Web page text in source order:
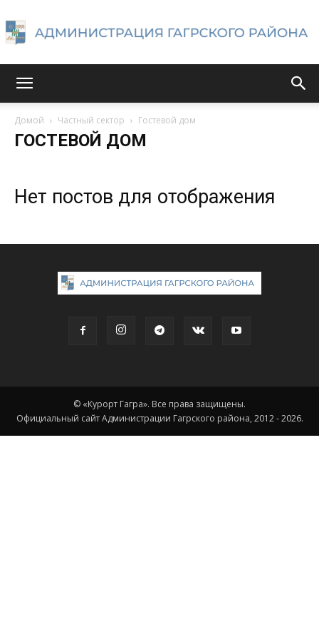
Домой Частный сектор Гостевой дом
ГОСТЕВОЙ ДОМ
Нет постов для отображения
© «Курорт Гагра». Все права защищены.
Официальный сайт Администрации Гагрского района, 2012 - 2026.